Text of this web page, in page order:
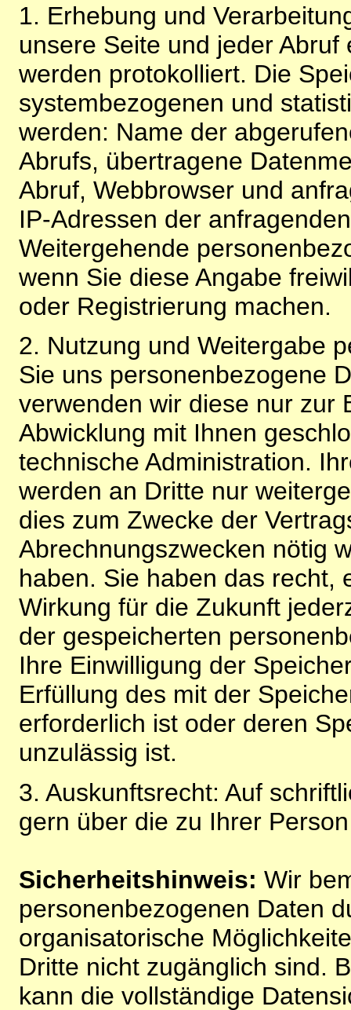
1. Erhebung und
unsere Seite und jeder
werden protokolliert. Die
systembezogenen und
werden: Name der
Abrufs, übertragene
Abruf, Webbrowser und
IP-Adressen der
Weitergehende
wenn Sie diese Angabe
oder Registrierung machen.
2. Nutzung und Weitergabe
Sie uns personenbezogene
verwenden wir diese nur zur
Abwicklung mit Ihnen
technische Administration.
werden an Dritte nur
dies zum Zwecke der
Abrechnungszwecken nötig
haben. Sie haben das recht,
Wirkung für die Zukunft
der gespeicherten
Ihre Einwilligung der
Erfüllung des mit der
erforderlich ist oder deren
unzulässig ist.
3. Auskunftsrecht: Auf
gern über die zu Ihrer
Sicherheitshinweis: Wir
personenbezogenen Daten
organisatorische
Dritte nicht zugänglich sind.
kann die vollständige